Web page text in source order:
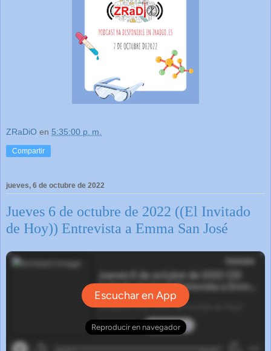
ZRaDiO en 5:35:00 p. m.
Compartir
jueves, 6 de octubre de 2022
Jueves 6 de octubre de 2022 ((El Invitado
de Hoy)) Entrevista a Emma San José